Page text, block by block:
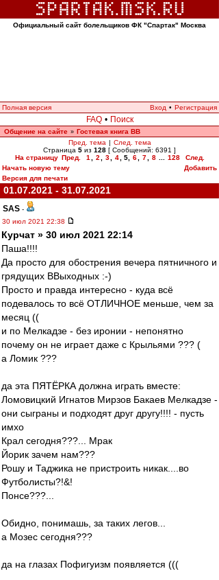
Официальный сайт болельщиков ФК "Спартак" Москва
Полная версия Вход • Регистрация
FAQ • Поиск
Общение на сайте » Гостевая книга ВВ
Пред. тема | След. тема
Страница 5 из 128 [ Сообщений: 6391 ]
На страницу Пред. 1 2 3 4 5, 6 7 8 128
След.
Начать новую тему
Добавить
Версия для печати
01.07.2021 - 31.07.2021
SAS -
30 июл 2021 22:38
Курчат » 30 июл 2021 22:14
Паша!!!!
Да просто для обострения вечера пятничного и
грядущих ВВыходных :-)
Просто и правда интересно - куда всё
подевалось то всё ОТЛИЧНОЕ меньше, чем за
месяц ((
и по Мелкадзе - без иронии - непонятно
почему он не играет даже с Крыльями ??? (
а Ломик ???
да эта ПЯТЁРКА должна играть вместе:
Ломовицкий Игнатов Мирзов Бакаев Мелкадзе -
они сыграны и подходят друг другу!!!! - пусть
имхо
Крал сегодня???... Мрак
Йорик зачем нам???
Рошу и Таджика не пристроить никак....во
Футболисты?!&!
Понсе???...
Обидно, понимашь, за таких легов...
а Мозес сегодня???
да на глазах Пофигуизм появляется (((